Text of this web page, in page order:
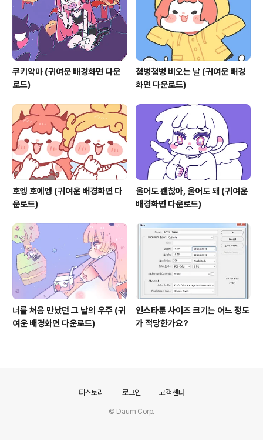
쿠키악마 (귀여운 배경화면 다운
로드)
첨벙첨벙 비오는 날 (귀여운 배경
화면 다운로드)
호엥 호에엥 (귀여운 배경화면 다
운로드)
울어도 괜찮아, 울어도 돼 (귀여운
배경화면 다운로드)
너를 처음 만났던 그 날의 우주 (귀
여운 배경화면 다운로드)
인스타툰 사이즈 크기는 어느 정도
가 적당한가요?
티스토리 로그인 고객센터
© Daum Corp.